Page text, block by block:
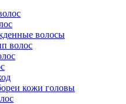
волосы
волос
кожи головы